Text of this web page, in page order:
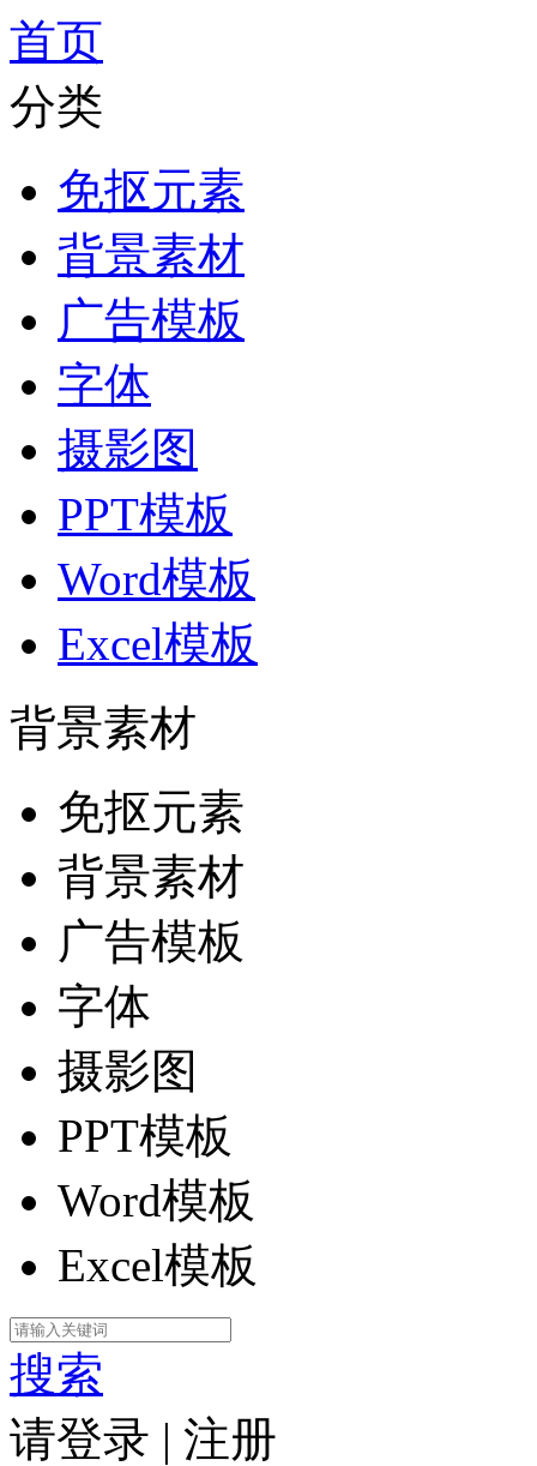
首页
分类
免抠元素
背景素材
广告模板
字体
摄影图
PPT模板
Word模板
Excel模板
背景素材
免抠元素
背景素材
广告模板
字体
摄影图
PPT模板
Word模板
Excel模板
搜索
请登录 | 注册